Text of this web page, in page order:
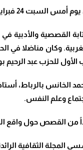
القصصية والأدبية
وكان مناضلا في
(يناير 1992)، في سياق ابتعاد عدد من الوجوه بعد
وعلم النفس.
حول واقع البؤس
المجلة الثقافية